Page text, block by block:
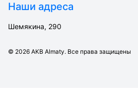
Наши адреса
Шемякина, 290
© 2026 AKB Almaty. Все права защищены